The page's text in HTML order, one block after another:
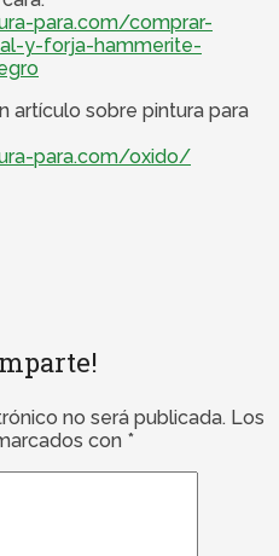
para.com/comprar-
y-forja-hammerite-
artículo sobre pintura para
para.com/oxido/
no será publicada. Los
con *